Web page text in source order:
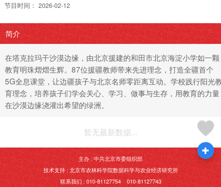
节目时间： 2026-02-12
简介
在塔克拉玛干沙漠边缘，由北京援建的和田市北京海淀小学如一颗
教育明珠熠熠生辉。87位援疆教师带来先进理念，打造全疆首个
5G全息课堂，让边疆孩子与北京名师零距离互动。学校践行阳光
育理念，培养孩子们学会关心、学习、做事与生存，用教育的力量
在沙漠边缘浇灌出希望的绿洲。
暂无最新数据...
主办 : 中共北京市委组织部
技术支持 : 北京市农林科学院数据科学与农业经济研究所
联系我们 : 010-81127754 010-81127743